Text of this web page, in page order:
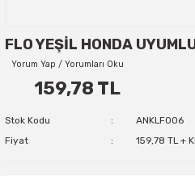
FLO YEŞİL HONDA
Yorum Yap / Yorumları Oku
159,78 TL
Stok Kodu
ANKLF006
Fiyat
159,78 TL +